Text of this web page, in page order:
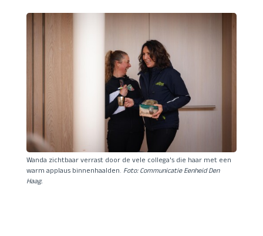
Wanda zichtbaar verrast door de vele collega's die haar met een
warm applaus binnenhaalden. Foto: Communicatie Eenheid Den
Haag.